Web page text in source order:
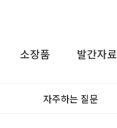
소장품 발간자료
자주하는 질문